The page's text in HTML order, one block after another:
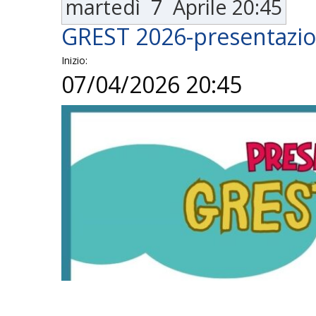
martedì 7 Aprile 20:45
GREST 2026-
Inizio:
07/04/2026 20:45